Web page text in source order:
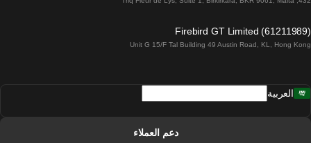
قطارات من لشبونة إلى مدريد
Firebird GT Limited (61211989)
Unit G 15/F Tal Building 49 Austin Road, KL, Hong Kong
العربية
دعم العملاء